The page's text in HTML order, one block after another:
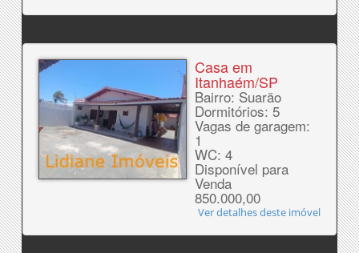
Casa em
Itanhaém/SP
Bairro: Suarão
Dormitórios: 5
Vagas de garagem:
1
WC: 4
Disponível para
Venda
850.000,00
Ver detalhes deste imóvel